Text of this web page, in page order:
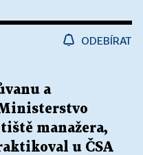
ODEBÍRAT
a
manažera,
u ČSA